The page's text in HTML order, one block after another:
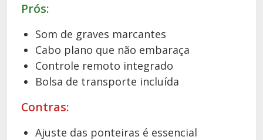
Prós:
Som de graves marcantes
Cabo plano que não embaraça
Controle remoto integrado
Bolsa de transporte incluída
Contras:
Ajuste das ponteiras é essencial